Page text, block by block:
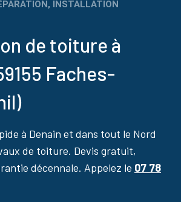
INSTALLATION
de toiture à
Faches-
à Denain et dans tout le Nord
de toiture. Devis gratuit,
décennale. Appelez le 07 78